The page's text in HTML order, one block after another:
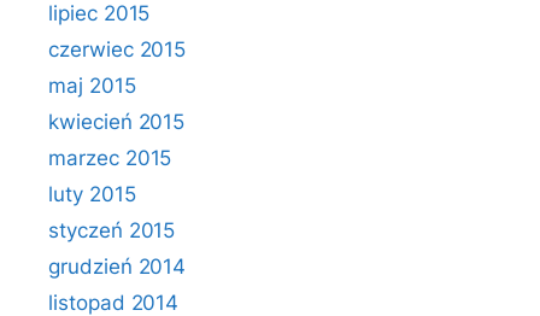
lipiec 2015
czerwiec 2015
maj 2015
kwiecień 2015
marzec 2015
luty 2015
styczeń 2015
grudzień 2014
listopad 2014